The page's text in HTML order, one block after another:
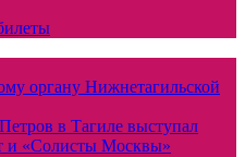
органу Нижнетагильской
в Тагиле выступал
«Солисты Москвы»